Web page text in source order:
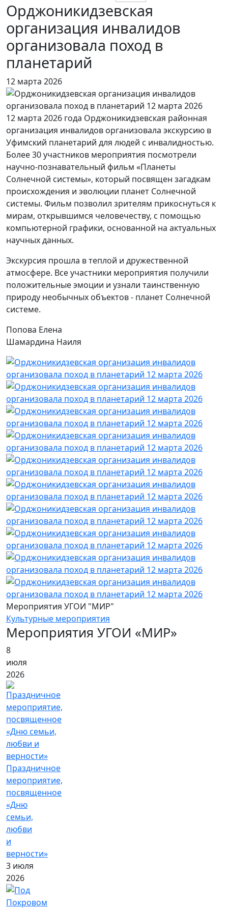
Орджоникидзевская
организация инвалидов
организовала поход в
планетарий
12 марта 2026
12 марта 2026 года Орджоникидзевская районная
организация инвалидов организовала экскурсию в
Уфимский планетарий для людей с инвалидностью.
Более 30 участников мероприятия посмотрели
научно-познавательный фильм «Планеты
Солнечной системы», который посвящен загадкам
происхождения и эволюции планет Солнечной
системы. Фильм позволил зрителям прикоснуться к
мирам, открывшимся человечеству, с помощью
компьютерной графики, основанной на актуальных
научных данных.
Экскурсия прошла в теплой и дружественной
атмосфере. Все участники мероприятия получили
положительные эмоции и узнали таинственную
природу необычных объектов - планет Солнечной
системе.
Попова Елена
Шамардина Наиля
Мероприятия УГОИ "МИР"
Культурные мероприятия
Мероприятия УГОИ «МИР»
8
июля
2026
Праздничное
мероприятие,
посвященное
«Дню
семьи,
любви
и
верности»
3 июля
2026